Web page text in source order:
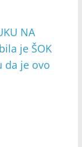
NA
je ŠOK
da je ovo